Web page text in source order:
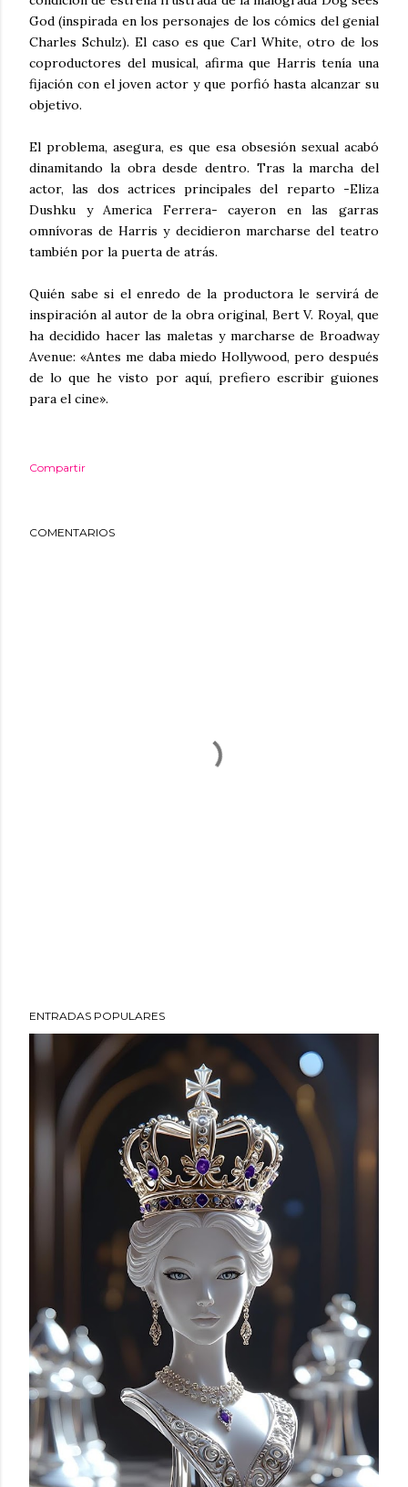
God (inspirada en los personajes de los cómics del genial
Charles Schulz). El caso es que Carl White, otro de los
coproductores del musical, afirma que Harris tenía una
fijación con el joven actor y que porfió hasta alcanzar su
objetivo.
El problema, asegura, es que esa obsesión sexual acabó
dinamitando la obra desde dentro. Tras la marcha del
actor, las dos actrices principales del reparto -Eliza
Dushku y America Ferrera- cayeron en las garras
omnívoras de Harris y decidieron marcharse del teatro
también por la puerta de atrás.
Quién sabe si el enredo de la productora le servirá de
inspiración al autor de la obra original, Bert V. Royal, que
ha decidido hacer las maletas y marcharse de Broadway
Avenue: «Antes me daba miedo Hollywood, pero después
de lo que he visto por aquí, prefiero escribir guiones
para el cine».
Compartir
COMENTARIOS
ENTRADAS POPULARES